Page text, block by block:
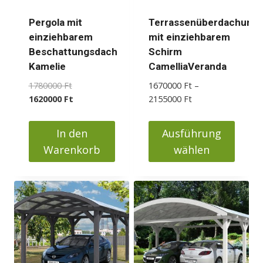
der
Produktseite
gewählt
werden
der
Produktseite
gewählt
werden
Pergola mit
einziehbarem
Beschattungsdach
Kamelie
1780000FtUrsprünglicher
Preis
1780000 Ft
1620000 FtAktueller
ist:
1620000 Ft.
In den
Warenkorb
Terrassenüberdachung
mit einziehbarem
Schirm
CamelliaVeranda
1670000 Ft –
2155000 FtPreisspanne:
bis
2155000 Ft
Ausführung
wählen
Produkt
weist
mehrere
Varianten
auf.